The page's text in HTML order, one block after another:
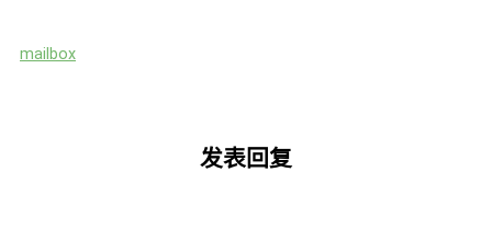
mailbox
发表回复